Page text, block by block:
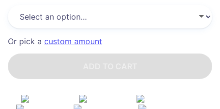
Or pick a custom amount